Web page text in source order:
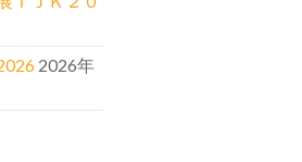
2026年